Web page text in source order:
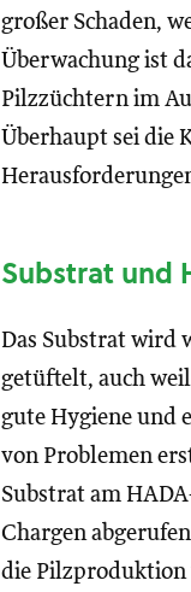
großer Schaden,
Überwachung ist
Pilzzüchtern im
Überhaupt sei die
Substrat und
Das Substrat wird
getüftelt, auch
gute Hygiene und
von Problemen
Substrat am
Chargen
die Pilzproduktion